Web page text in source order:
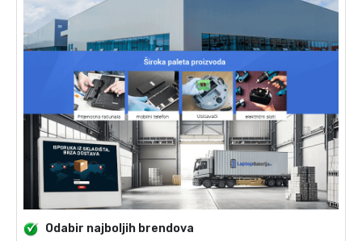
Odabir najboljih brendova